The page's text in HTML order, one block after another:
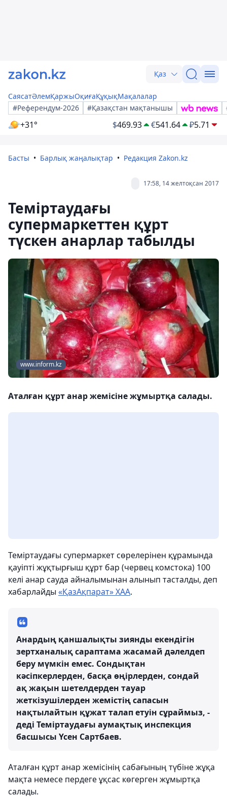
Қаз
СаясатӘлемҚаржыОқиғаҚұқықМақалалар
#Референдум-2026
#Қазақстан мақтанышы
+31° $469.93 €541.64 ₽5.71
Басты Барлық жаңалықтар Редакция Zakon.kz
17:58, 14 желтоқсан 2017
Теміртаудағы
супермаркеттен құрт
түскен анарлар табылды
www.inform.kz
Аталған құрт анар жемісіне жұмыртқа салады.
Теміртаудағы супермаркет сөрелерінен құрамында
қауіпті жұқтырғыш құрт бар (червец комстока) 100
келі анар сауда айналымынан алынып тасталды, деп
хабарлайды «ҚазАқпарат» ХАА.
Анардың қаншалықты зиянды екендігін
зертханалық сараптама жасамай дәлелдеп
беру мүмкін емес. Сондықтан
кәсіпкерлерден, басқа өңірлерден, сондай
ақ жақын шетелдерден тауар
жеткізушілерден жемістің сапасын
нақтылайтын құжат талап етуін сұраймыз, -
деді Теміртаудағы аумақтық инспекция
басшысы Үсен Сартбаев.
Аталған құрт анар жемісінің сабағының түбіне жұқа
мақта немесе пердеге ұқсас көгерген жұмыртқа
салады.